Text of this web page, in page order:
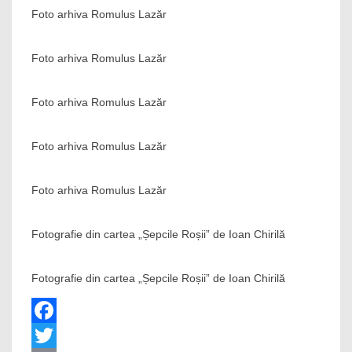
Foto arhiva Romulus Lazăr
Foto arhiva Romulus Lazăr
Foto arhiva Romulus Lazăr
Foto arhiva Romulus Lazăr
Foto arhiva Romulus Lazăr
Fotografie din cartea „Șepcile Roșii” de Ioan Chirilă
Fotografie din cartea „Șepcile Roșii” de Ioan Chirilă
Facebook